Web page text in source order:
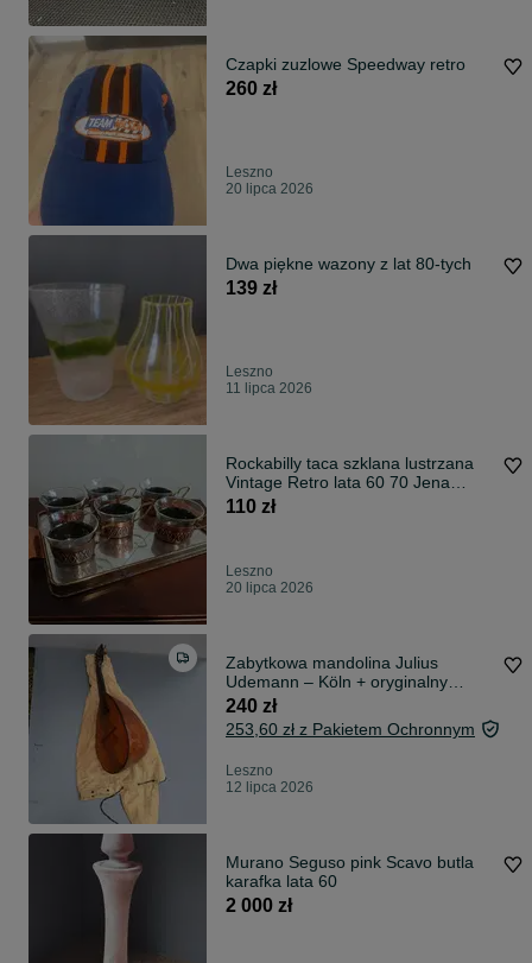
Czapki zuzlowe Speedway retro
260 zł
Leszno
20 lipca 2026
Dwa piękne wazony z lat 80-tych
139 zł
Leszno
11 lipca 2026
Rockabilly taca szklana lustrzana
Vintage Retro lata 60 70 Jena
Glass
110 zł
Leszno
20 lipca 2026
Zabytkowa mandolina Julius
Udemann – Köln + oryginalny
240 zł
253,60 zł z Pakietem Ochronnym
Leszno
12 lipca 2026
Murano Seguso pink Scavo butla
karafka lata 60
2 000 zł